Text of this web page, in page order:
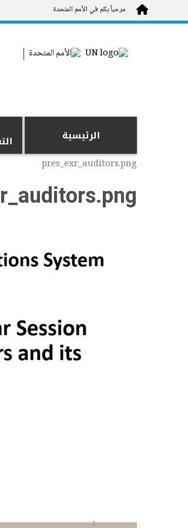
Skip to main contentمرحباً بكم في الأمم المتحدة
الرئيسية
pres_exr_auditors.png